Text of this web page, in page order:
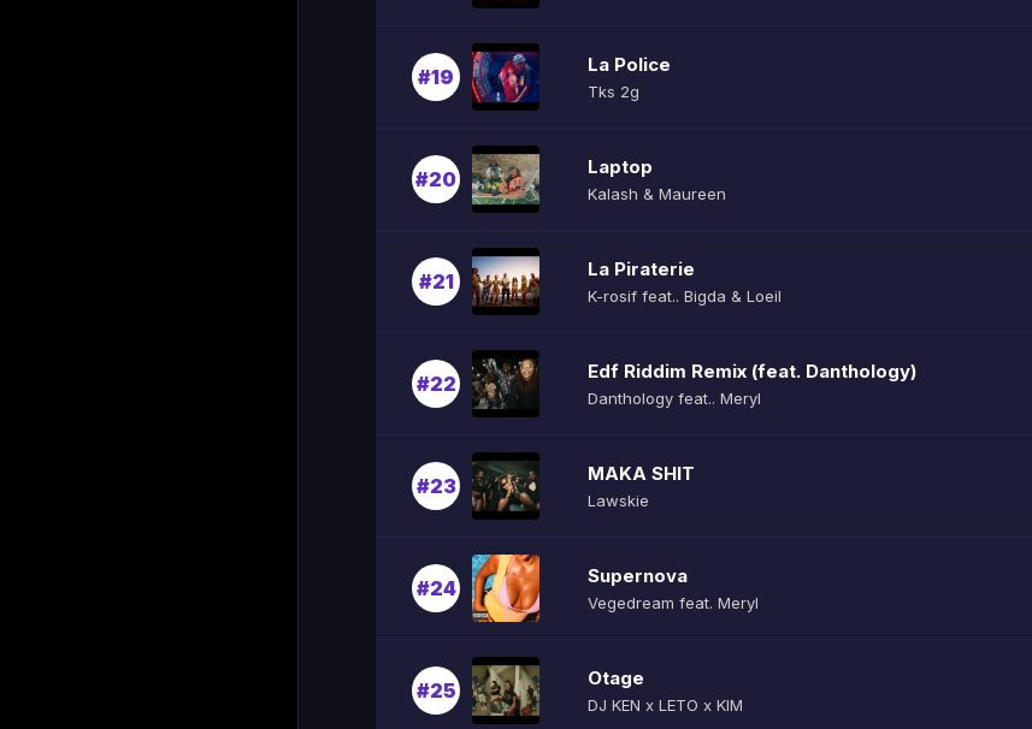
#19
La Police
Tks 2g
#20
Laptop
Kalash & Maureen
#21
La Piraterie
K-rosif feat.. Bigda & Loeil
#22
Edf Riddim Remix (feat. Danthology)
Danthology feat.. Meryl
#23
MAKA SHIT
Lawskie
#24
Supernova
Vegedream feat. Meryl
#25
Otage
DJ KEN x LETO x KIM